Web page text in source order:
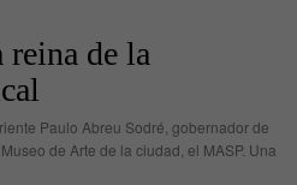
de la
Paulo Abreu Sodré, gobernador de
de Arte de la ciudad, el MASP. Una